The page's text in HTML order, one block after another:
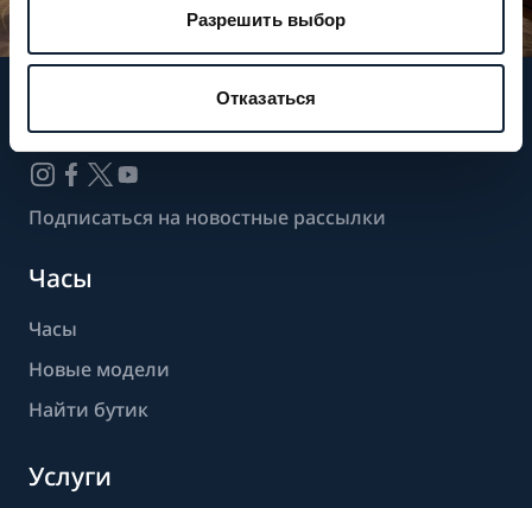
Разрешить выбор
Отказаться
Следите за нашими новостями
Подписаться на новостные рассылки
Часы
Часы
Новые модели
Найти бутик
Услуги